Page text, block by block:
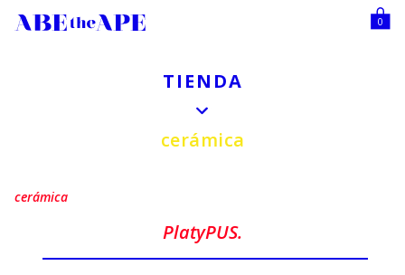
0
TIENDA
cerámica
cerámica
PlatyPUS.